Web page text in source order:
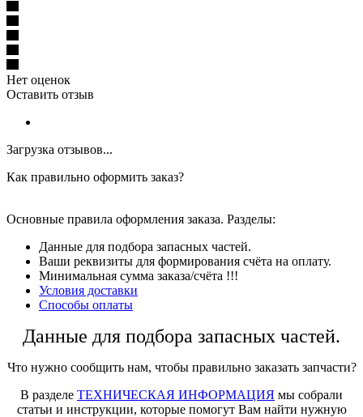
Нет оценок
Оставить отзыв
Загрузка отзывов...
Как правильно оформить заказ?
Основные правила оформления заказа. Разделы:
Данные для подбора запасных частей.
Ваши реквизиты для формирования счёта на оплату.
Минимальная сумма заказа/счёта !!!
Условия доставки
Способы оплаты
Данные для подбора запасных частей.
Что нужно сообщить нам, чтобы правильно заказать запчасти?
В разделе ТЕХНИЧЕСКАЯ ИНФОРМАЦИЯ мы собрали
статьи и инструкции, которые помогут Вам найти нужную